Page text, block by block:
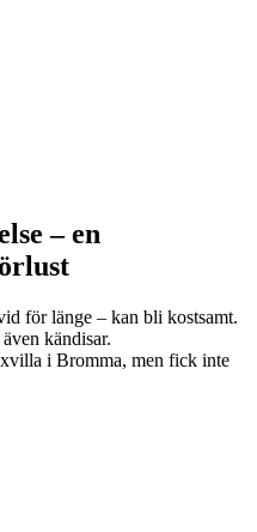
– en
för länge – kan bli kostsamt.
kändisar.
i Bromma, men fick inte